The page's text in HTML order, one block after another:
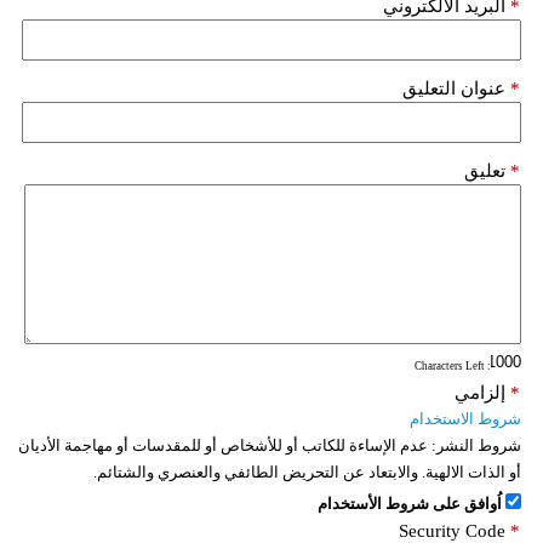
البريد الألكتروني *
عنوان التعليق *
تعليق *
: Characters Left
إلزامي *
شروط الاستخدام
شروط النشر: عدم الإساءة للكاتب أو للأشخاص أو للمقدسات أو مهاجمة الأديان
أو الذات الالهية. والابتعاد عن التحريض الطائفي والعنصري والشتائم.
اُوافق على شروط الأستخدام
Security Code *